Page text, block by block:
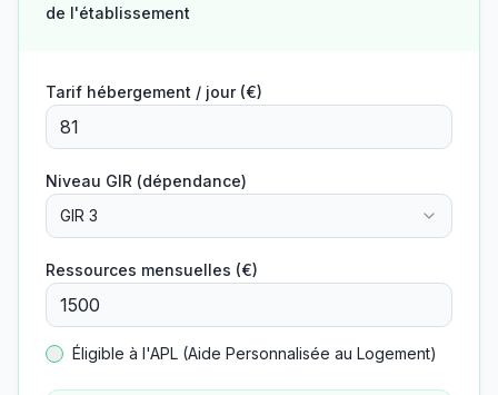
de l'établissement
Tarif hébergement / jour (€)
Niveau GIR (dépendance)
GIR 3
Ressources mensuelles (€)
Éligible à l'APL (Aide Personnalisée au Logement)